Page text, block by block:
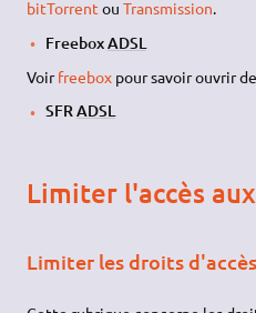
bitTorrent ouTransmission.
FreeboxADSL
Voirfreebox pour savoir ouvrir
SFRADSL
Limiter l'accès
Limiter les droits